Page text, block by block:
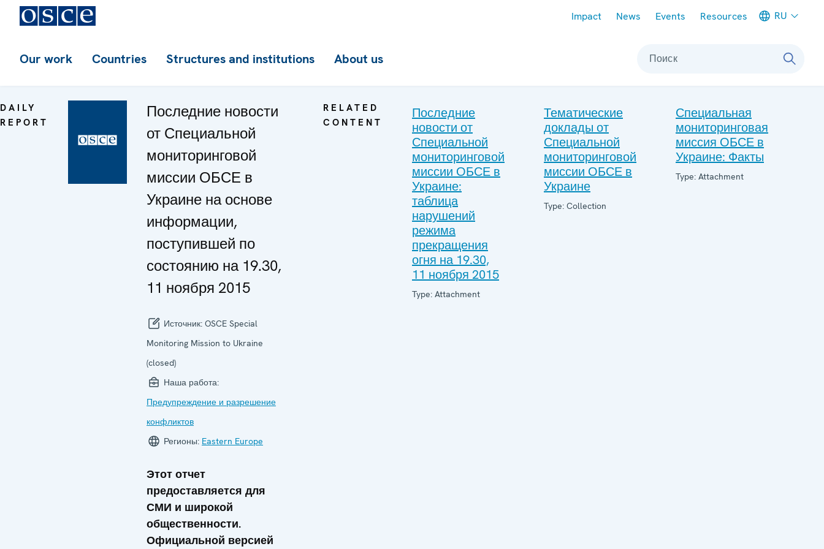
Impact News Events Resources RU
Our work Countries Structures and institutions About us Поиск
DAILY
REPORT
Последние новости
от Специальной
мониторинговой
миссии ОБСЕ в
Украине на основе
информации,
поступившей по
состоянию на 19.30,
11 ноября 2015
Источник: OSCE Special
Monitoring Mission to Ukraine
(closed)
Наша работа:
Предупреждение и разрешение
конфликтов
Регионы: Eastern Europe
Этот отчет
предоставляется для
СМИ и широкой
общественности.
Официальной версией
RELATED
CONTENT
Последние
новости от
Специальной
мониторинговой
миссии ОБСЕ в
Украине:
таблица
нарушений
режима
прекращения
огня на 19.30,
11 ноября 2015
Type: Attachment
Тематические
доклады от
Специальной
мониторинговой
миссии ОБСЕ в
Украине
Type: Collection
Специальная
мониторинговая
миссия ОБСЕ в
Украине: Факты
Type: Attachment